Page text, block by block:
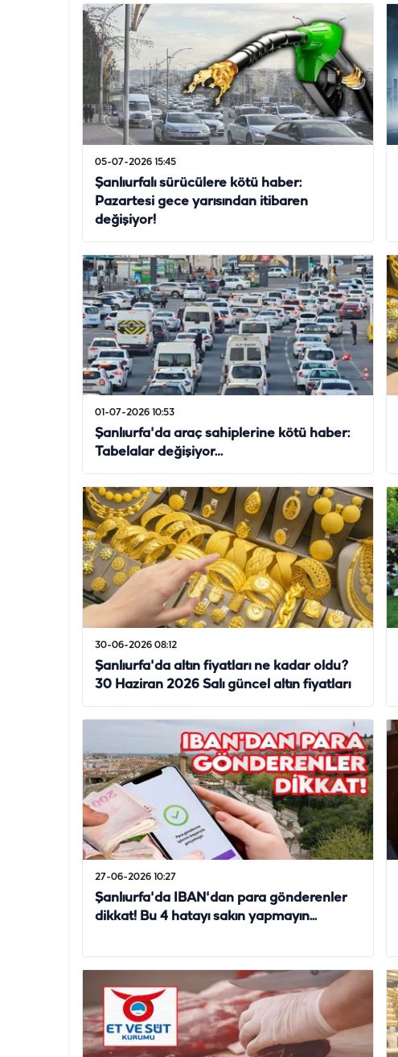
05-07-2026 15:45
Şanlıurfalı sürücülere kötü haber:
Pazartesi gece yarısından itibaren
değişiyor!
01-07-2026 10:53
Şanlıurfa'da araç sahiplerine kötü haber:
Tabelalar değişiyor…
30-06-2026 08:12
Şanlıurfa'da altın fiyatları ne kadar oldu?
30 Haziran 2026 Salı güncel altın fiyatları
27-06-2026 10:27
Şanlıurfa'da IBAN'dan para gönderenler
dikkat! Bu 4 hatayı sakın yapmayın...